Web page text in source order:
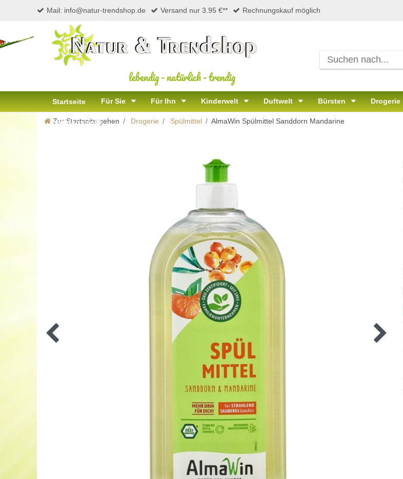
Mail: info@natur-trendshop.de Versand nur 3.95 €** Rechnungskauf möglich
lebendig-natürlich-trendig
Startseite Für Sie Für Ihn Kinderwelt Duftwelt Bürsten Drogerie
Naturkosmetik
Zur Startseite gehen Drogerie Spülmittel AlmaWin Spülmittel Sanddorn Mandarine